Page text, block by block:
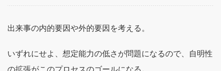
出来事の内的要因や外的要因を考える。
いずれにせよ、想定能力の低さが問題になるので、自明性